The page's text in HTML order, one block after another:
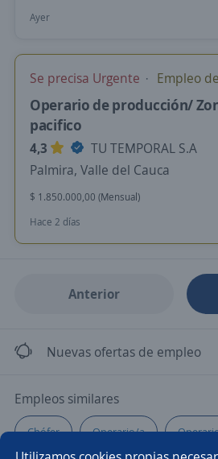
Ayer
Se precisa Urgente Empleo
Operario de producción/
pacifico
4,3
TU TEMPORAL S.A
Palmira, Valle del Cauca
$ 1.850.000,00 (Mensual)
Hace 2 días
Anterior
Nuevas ofertas de empleo
Empleos similares
Chófer Operario/a